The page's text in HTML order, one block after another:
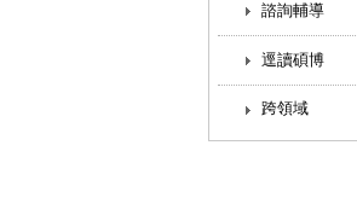
諮詢輔導
逕讀碩博
跨領域